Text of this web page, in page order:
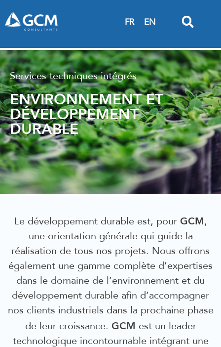
FR EN
Services techniques intégrés
ENVIRONNEMENT ET
DÉVELOPPEMENT
DURABLE
Le développement durable est, pour GCM ,
une orientation générale qui guide la
réalisation de tous nos projets. Nous offrons
également une gamme complète d’expertises
dans le domaine de l’environnement et du
développement durable afin d’accompagner
nos clients industriels dans la prochaine phase
de leur croissance. GCM est un leader
technologique incontournable intégrant une